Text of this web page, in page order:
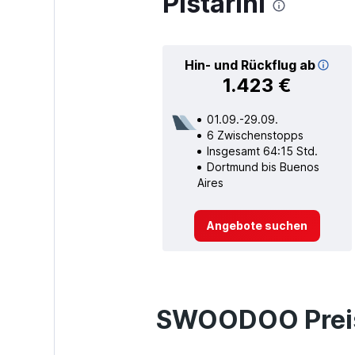
Hin- und Rückflug ab
1.423 €
01.09.-29.09.
6 Zwischenstopps
Insgesamt 64:15 Std.
Dortmund bis Buenos
Aires
Angebote suchen
SWOODOO